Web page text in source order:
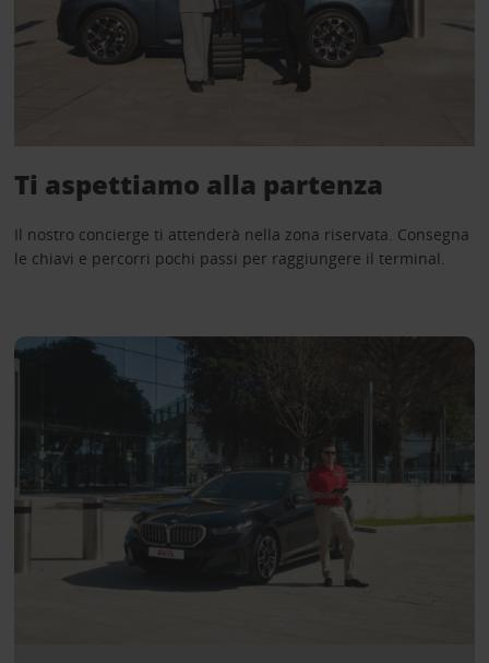
Ti aspettiamo alla partenza
Il nostro concierge ti attenderà nella zona riservata. Consegna
le chiavi e percorri pochi passi per raggiungere il terminal.